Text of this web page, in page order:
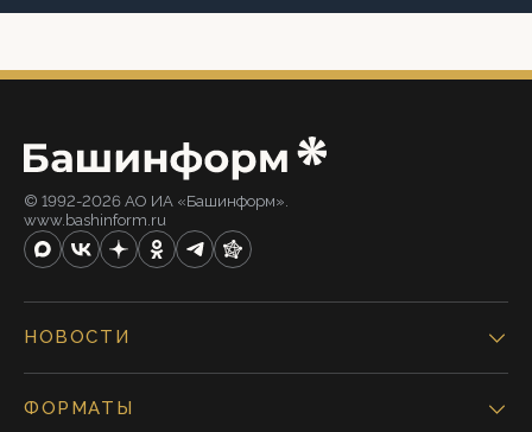
© 1992-2026 АО ИА «Башинформ».
www.bashinform.ru
НОВОСТИ
ФОРМАТЫ